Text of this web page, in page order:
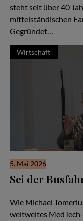
steht seit über 40
mittelständischen
Gegründet…
Wirtschaft
5. Mai 2026
Sei der
Wie Michael
weltweites